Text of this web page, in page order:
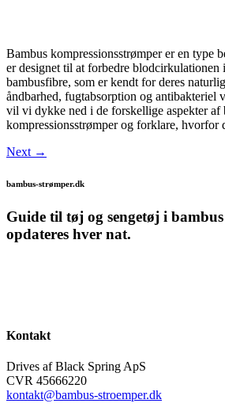
Bambus kompressionsstrømper er en type
er designet til at forbedre blodcirkulationen
bambusfibre, som er kendt for deres
åndbarhed, fugtabsorption og antibakteriel
vil vi dykke ned i de forskellige aspekter af
kompressionsstrømper og forklare,
Next →
bambus-strømper.dk
Guide til tøj og sengetøj i
opdateres hver nat.
Kontakt
Drives af Black Spring ApS
CVR 45666220
kontakt@bambus-stroemper.dk